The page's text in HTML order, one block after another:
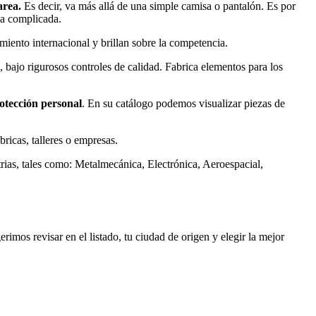
Es decir, va más allá de una simple camisa o pantalón. Es por
complicada.
internacional y brillan sobre la competencia.
rigurosos controles de calidad. Fabrica elementos para los
personal. En su catálogo podemos visualizar piezas de
talleres o empresas.
tales como: Metalmecánica, Electrónica, Aeroespacial,
revisar en el listado, tu ciudad de origen y elegir la mejor